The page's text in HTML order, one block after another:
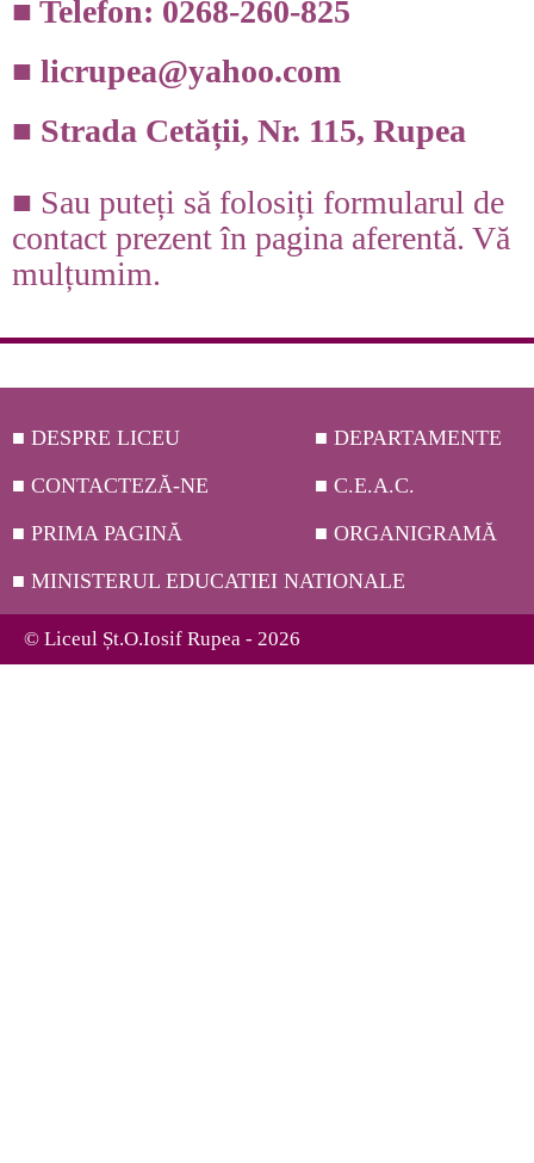
■ Telefon: 0268-260-825
■ licrupea@yahoo.com
■ Strada Cetății, Nr. 115, Rupea
■ Sau puteți să folosiți formularul de
contact prezent în pagina aferentă. Vă
mulțumim.
■ DESPRE LICEU
■ DEPARTAMENTE
■ CONTACTEZĂ-NE
■ C.E.A.C.
■ PRIMA PAGINĂ
■ ORGANIGRAMĂ
■ MINISTERUL EDUCATIEI NATIONALE
© Liceul Șt.O.Iosif Rupea - 2026